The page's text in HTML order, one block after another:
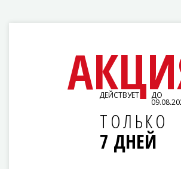
ДЕЙСТВУЕТ ДО
ТОЛЬКО
7 ДНЕЙ